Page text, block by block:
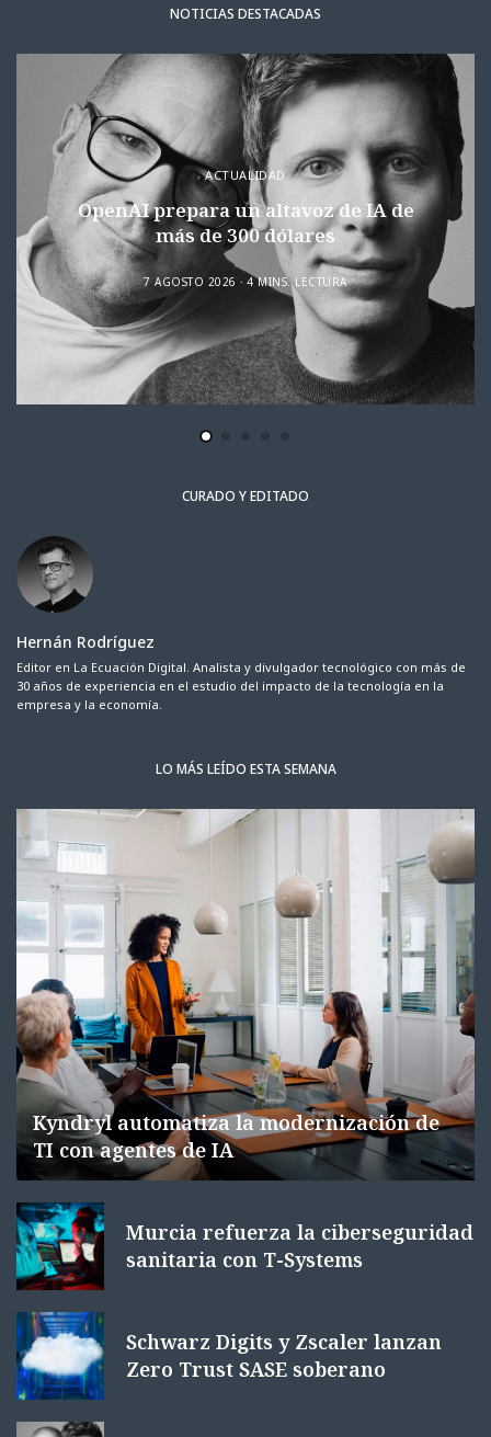
NOTICIAS DESTACADAS
ACTUALIDAD
OpenAI prepara un altavoz de IA de
más de 300 dólares
7 AGOSTO 2026 4 MINS. LECTURA
CURADO Y EDITADO
Hernán Rodríguez
Editor en La Ecuación Digital. Analista y divulgador tecnológico con más de
30 años de experiencia en el estudio del impacto de la tecnología en la
empresa y la economía.
LO MÁS LEÍDO ESTA SEMANA
Kyndryl automatiza la modernización de
TI con agentes de IA
Murcia refuerza la ciberseguridad
sanitaria con T-Systems
Schwarz Digits y Zscaler lanzan
Zero Trust SASE soberano